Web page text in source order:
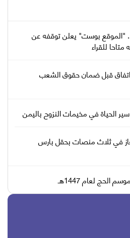
"الموقع بوست" يعلن توقفه عن
للقراء
قبل ضمان حقوق الشعب
الحياة في مخيمات النزوح باليمن
في ثلاث منصات بحقل بارس
الحج لعام 1447هـ